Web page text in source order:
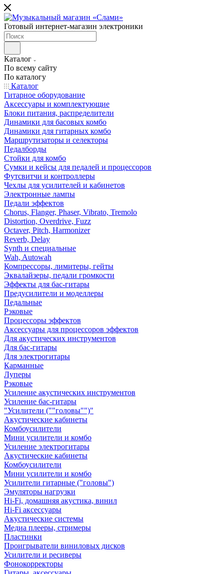
Готовый интернет-магазин электроники
Каталог
По всему сайту
По каталогу
Каталог
Гитарное оборудование
Аксессуары и комплектующие
Блоки питания, распределители
Динамики для басовых комбо
Динамики для гитарных комбо
Маршрутизаторы и селекторы
Педалборды
Стойки для комбо
Сумки и кейсы для педалей и процессоров
Футсвитчи и контроллеры
Чехлы для усилителей и кабинетов
Электронные лампы
Педали эффектов
Chorus, Flanger, Phaser, Vibrato, Tremolo
Distortion, Overdrive, Fuzz
Octaver, Pitch, Harmonizer
Reverb, Delay
Synth и специальные
Wah, Autowah
Компрессоры, лимитеры, гейты
Эквалайзеры, педали громкости
Эффекты для бас-гитары
Предусилители и моделлеры
Педальные
Рэковые
Процессоры эффектов
Аксессуары для процессоров эффектов
Для акустических инструментов
Для бас-гитары
Для электрогитары
Карманные
Луперы
Рэковые
Усиление акустических инструментов
Усиление бас-гитары
"Усилители (""головы"")"
Акустические кабинеты
Комбоусилители
Мини усилители и комбо
Усиление электрогитары
Акустические кабинеты
Комбоусилители
Мини усилители и комбо
Усилители гитарные ("головы")
Эмуляторы нагрузки
Hi-Fi, домашняя акустика, винил
Hi-Fi аксессуары
Акустические системы
Медиа плееры, стримеры
Пластинки
Проигрыватели виниловых дисков
Усилители и ресиверы
Фонокорректоры